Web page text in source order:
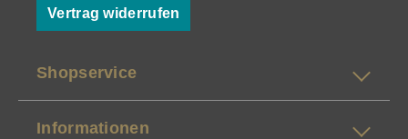
Vertrag widerrufen
Shopservice
Informationen